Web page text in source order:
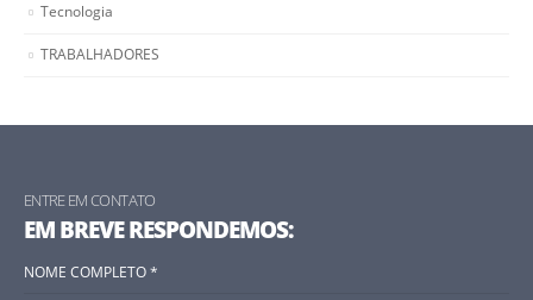
Tecnologia
TRABALHADORES
ENTRE EM CONTATO
EM BREVE RESPONDEMOS: